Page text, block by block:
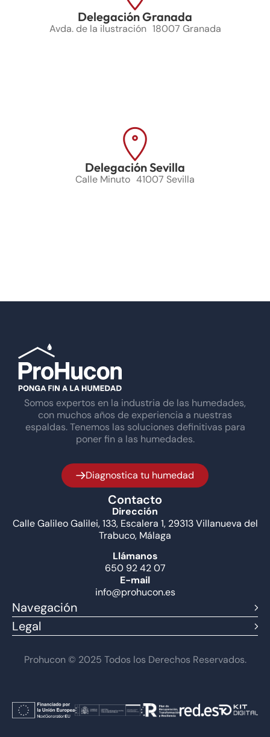
Delegación Granada
Avda. de la ilustración 18007 Granada
Delegación Sevilla
Calle Minuto 41007 Sevilla
Somos expertos en la industria de las humedades,
con muchos años de experiencia a nuestras
espaldas. Tenemos las soluciones definitivas para
poner fin a las humedades.
Diagnostica tu humedad
Contacto
Dirección
Calle Galileo Galilei, 133, Escalera 1, 29313 Villanueva del
Trabuco, Málaga
Llámanos
650 92 42 07
E-mail
info@prohucon.es
Navegación
Legal
Prohucon © 2025 Todos los Derechos Reservados.